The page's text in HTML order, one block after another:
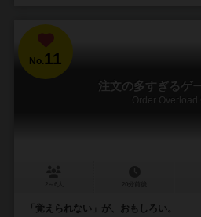
No.11
注文の多すぎるゲ
Order Overload
「覚えられない」が、おもしろい。